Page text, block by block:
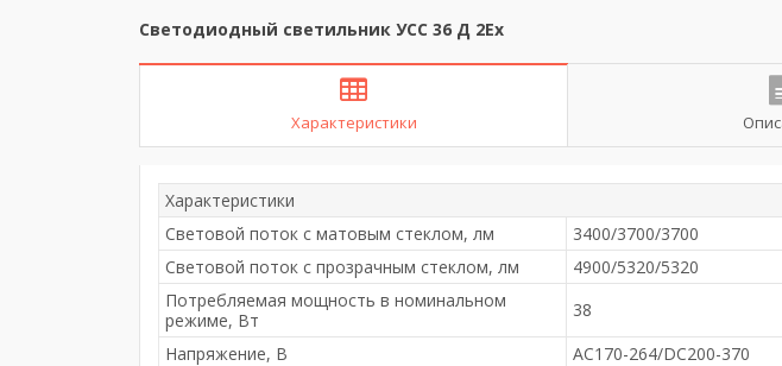
Светодиодный светильник УСС 36 Д 2Ex
Характеристики
Характеристики
Световой поток с матовым стеклом, лм
3400/3700/3700
Световой поток с прозрачным стеклом, лм
4900/5320/5320
Потребляемая мощность в номинальном
режиме, Вт
38
Напряжение, В
AC170-264/DC200-370